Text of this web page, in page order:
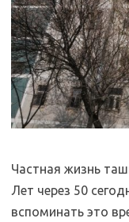
Частная жизнь
Лет через 50
вспоминать это